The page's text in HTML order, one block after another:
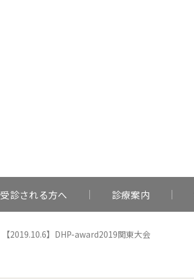
受診される方へ 診療案内
【2019.10.6】DHP-award2019関東大会